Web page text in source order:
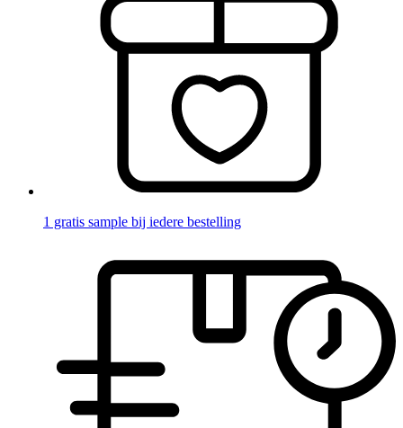
1 gratis sample bij iedere bestelling